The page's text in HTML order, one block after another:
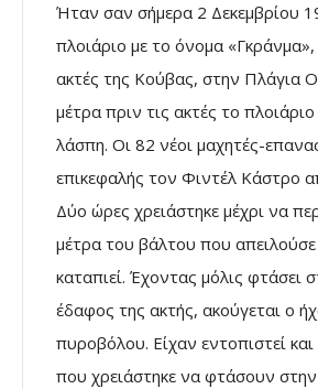
Ήταν σαν σήμερα 2 Δεκεμβρίου
πλοιάριο με το όνομα «Γκράνμα»,
ακτές της Κούβας, στην Πλάγια
μέτρα πριν τις ακτές το
λάσπη. Οι 82 νέοι μαχητές-
επικεφαλής τον Φιντέλ Κάστρο
Δύο ώρες χρειάστηκε μέχρι να
μέτρα του βάλτου που
καταπιεί. Έχοντας μόλις φτάσει
έδαφος της ακτής, ακούγεται ο
πυροβόλου. Είχαν εντοπιστεί
που χρειάστηκε να φτάσουν